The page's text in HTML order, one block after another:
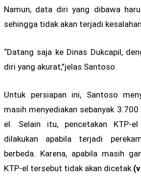
Namun, data diri yang dibawa
sehingga tidak akan terjadi
“Datang saja ke Dinas Dukcapil,
diri yang akurat,”jelas Santoso.
Untuk persiapan ini, Santoso
masih menyediakan sebanyak
el. Selain itu, pencetakan KTP-
dilakukan apabila terjadi
berbeda. Karena, apabila masih
KTP-el tersebut tidak akan dicetak.